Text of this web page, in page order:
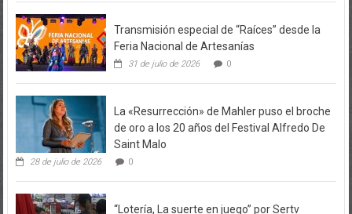
Transmisión especial de “Raíces” desde la
Feria Nacional de Artesanías
31 de julio de 2026 0
La «Resurrección» de Mahler puso el broche
de oro a los 20 años del Festival Alfredo De
Saint Malo
28 de julio de 2026 0
“Lotería, La suerte en juego” por Sertv